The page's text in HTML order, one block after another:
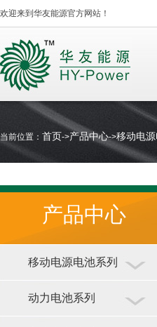
欢迎来到华友能源官方网站！
当前位置： 首页->产品中心->移动电
产品中心
移动电源电池系列
动力电池系列